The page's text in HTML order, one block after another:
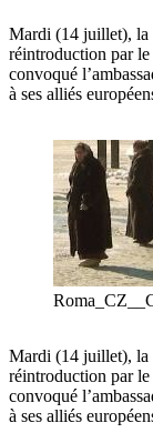
Mardi (14 juillet), la
réintroduction par le
convoqué
à ses alliés
Mardi (14 juillet), la
réintroduction par le
convoqué
à ses alliés